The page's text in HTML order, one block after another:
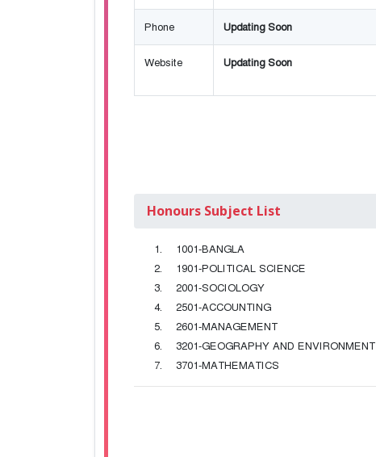
Phone Updating Soon
Website Updating Soon
Honours Subject List
1001-BANGLA
1901-POLITICAL SCIENCE
2001-SOCIOLOGY
2501-ACCOUNTING
2601-MANAGEMENT
3201-GEOGRAPHY AND ENVIRONMENT
3701-MATHEMATICS